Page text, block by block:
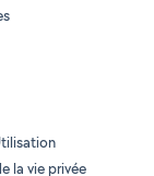
la vie privée